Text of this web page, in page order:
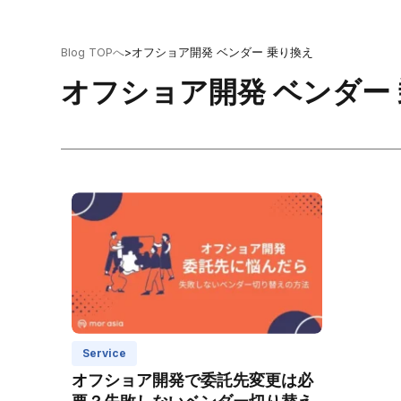
Blog TOPへ>オフショア開発 ベンダー 乗り換え
オフショア開発 ベンダー
Service
オフショア開発で委託先変更は必